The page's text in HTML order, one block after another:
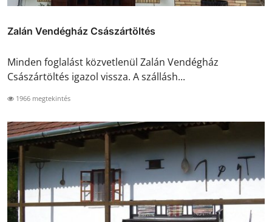
Zalán Vendégház Császártöltés
Minden foglalást közvetlenül Zalán Vendégház
Császártöltés igazol vissza. A szállásh...
1966 megtekintés